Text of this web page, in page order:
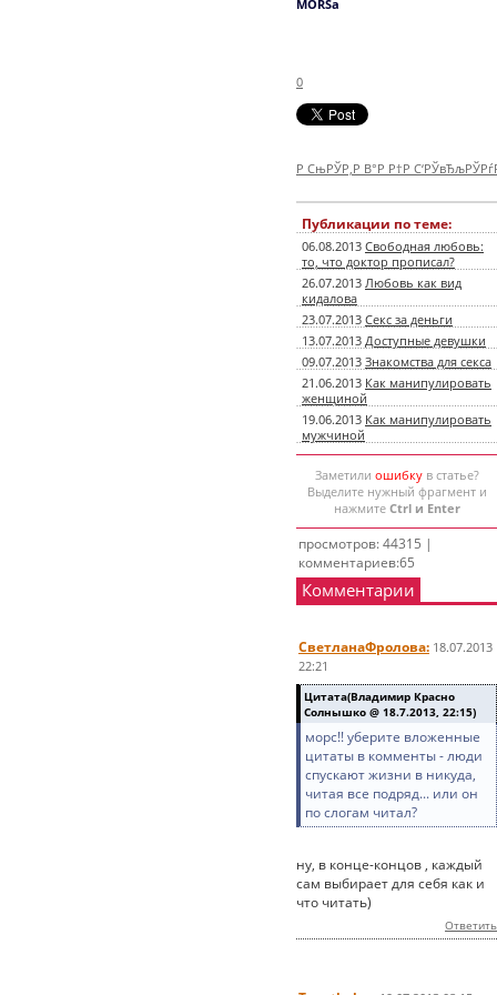
MORSa
0
Р СњРЎР‚Р В°Р Р†Р
Публикации по теме:
06.08.2013 Свободная любовь:
то, что доктор прописал?
26.07.2013 Любовь как вид
кидалова
23.07.2013 Секс за деньги
13.07.2013 Доступные девушки
09.07.2013 Знакомства для секса
21.06.2013 Как манипулировать
женщиной
19.06.2013 Как манипулировать
мужчиной
Заметили ошибкув статье?
Выделите нужный фрагмент и
нажмите Ctrl и Enter
просмотров: 44315 |
комментариев:65
Комментарии
СветланаФролова: 18.07.2013
22:21
Цитата(Владимир Красно
Солнышко @ 18.7.2013, 22:15)
морс!! уберите вложенные
цитаты в комменты - люди
спускают жизни в никуда,
читая все подряд... или он
по слогам читал?
ну, в конце-концов , каждый
сам выбирает для себя как и
что читать)
Ответить